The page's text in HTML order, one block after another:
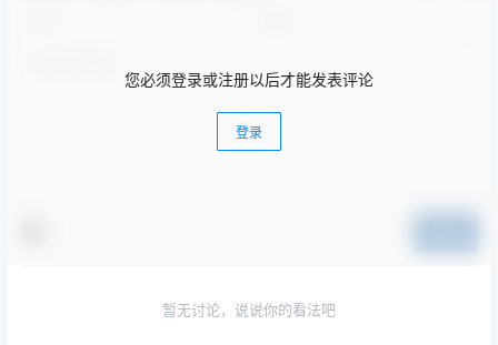
您必须登录或注册以后才能发表评论
登录
暂无讨论，说说你的看法吧